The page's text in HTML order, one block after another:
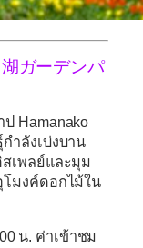
ガーデンパ
Hamanako
ำลังเบ่งบาน
เพลย์และมุม
มงค์ดอกไม้ใน
น. ค่าเข้าชม